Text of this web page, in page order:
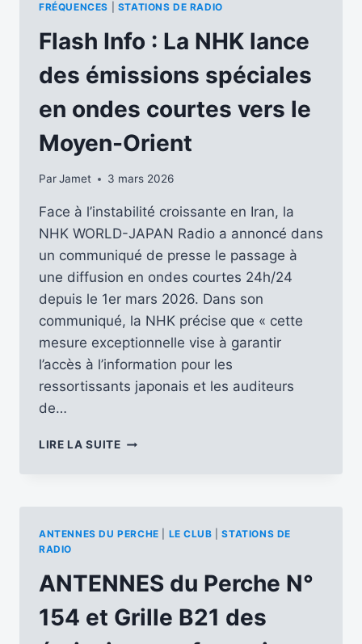
FRÉQUENCES STATIONS DE RADIO
Flash Info : La NHK lance
des émissions spéciales
en ondes courtes vers le
Moyen-Orient
ParJamet 3 mars 2026
Face à l’instabilité croissante en Iran, la
NHK WORLD-JAPAN Radio a annoncé dans
un communiqué de presse le passage à
une diffusion en ondes courtes 24h/24
depuis le 1er mars 2026. Dans son
communiqué, la NHK précise que « cette
mesure exceptionnelle vise à garantir
l’accès à l’information pour les
ressortissants japonais et les auditeurs
de…
LIRE LA SUITEFLASH
SPÉCIALES
EN
ONDES
COURTES
ANTENNES DU PERCHE LE CLUB |STATIONS DE
RADIO
ANTENNES du Perche N°
154 et Grille B21 des